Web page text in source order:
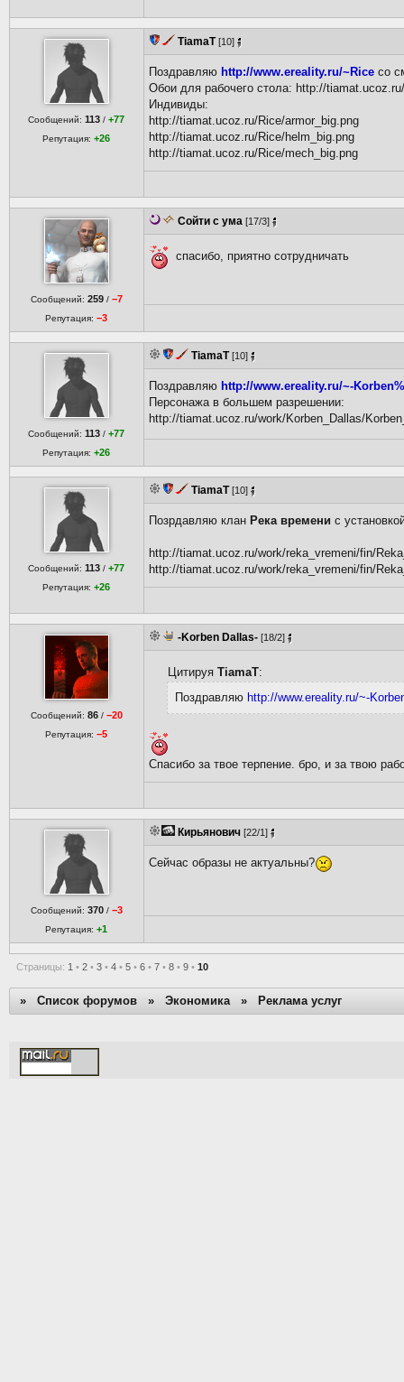
Сообщений:113 /+77
Репутация:+26
TiamaT[10]
Поздравляю http://www.ereality.ru/~Rice со
Обои для рабочего стола: http://
Индивиды:
http://tiamat.ucoz.ru/Rice/armor_big.png
http://tiamat.ucoz.ru/Rice/helm_big.png
http://tiamat.ucoz.ru/Rice/mech_big.png
Сообщений: 259 / −7
Репутация:−3
Сойти с ума [17/3]
спасибо, приятно сотрудничать
Сообщений:113 /+77
Репутация:+26
TiamaT[10]
Поздравляю http://www.ereality.ru/~-
Персонажа в большем разрешении:
http://tiamat.ucoz.ru/work/Korben_Dallas/
Сообщений:113 /+77
Репутация:+26
TiamaT[10]
Позрдавляю клан Река времени с
http://tiamat.ucoz.ru/work/reka_vremeni/fin/
http://tiamat.ucoz.ru/work/reka_vremeni/fin/
Сообщений: 86 / −20
Репутация:−5
-Korben Dallas- [18/2]
Цитируя TiamaT:
Поздравляю http://www.ereality.ru/~-
Спасибо за твое терпение. бро, и за твою
Сообщений: 370 / −3
Репутация:+1
Кирьянович [22/1]
Сейчас образы не актуальны?
Страницы: 1 • 2 • 3 • 4 • 5 • 6 • 7 • 8 • 9 • 10
» Список форумов » Экономика» Реклама услуг